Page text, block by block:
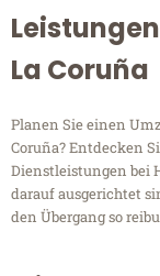
La Coruña
Planen Sie einen
Coruña? Entdecken
Dienstleistungen bei
darauf ausgerichtet
den Übergang so